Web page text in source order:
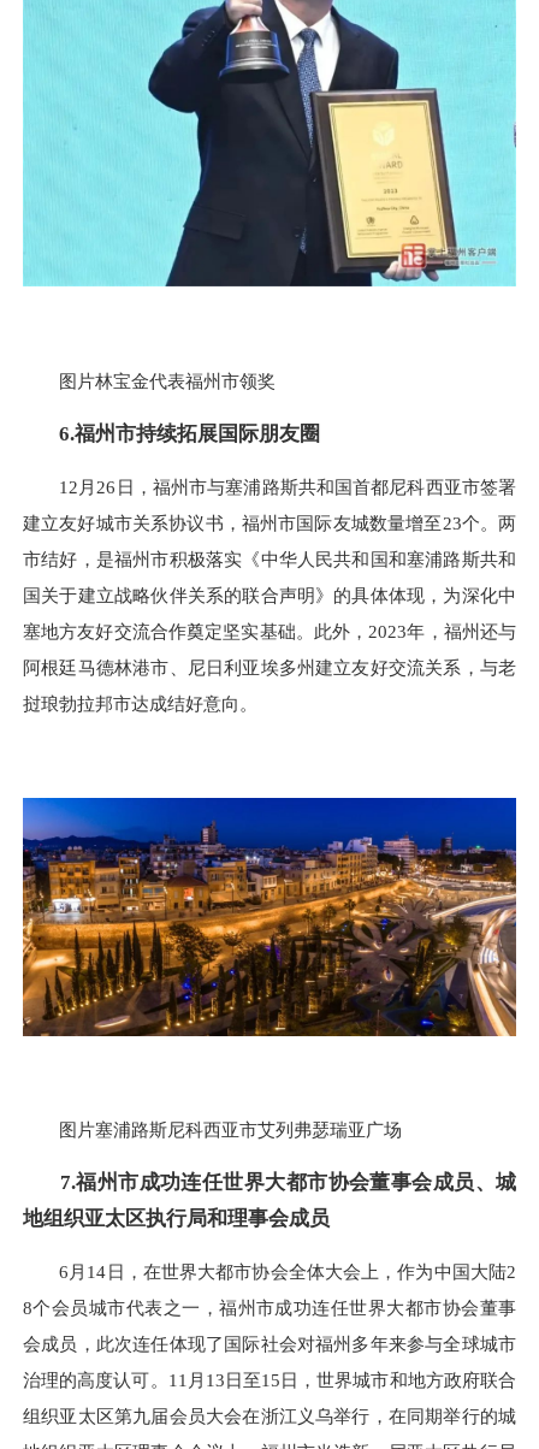
图片林宝金代表福州市领奖
6.福州市持续拓展国际朋友圈
12月26日，福州市与塞浦路斯共和国首都尼科西亚市签署
建立友好城市关系协议书，福州市国际友城数量增至23个。两
市结好，是福州市积极落实《中华人民共和国和塞浦路斯共和
国关于建立战略伙伴关系的联合声明》的具体体现，为深化中
塞地方友好交流合作奠定坚实基础。此外，2023年，福州还与
阿根廷马德林港市、尼日利亚埃多州建立友好交流关系，与老
挝琅勃拉邦市达成结好意向。
图片塞浦路斯尼科西亚市艾列弗瑟瑞亚广场
7.福州市成功连任世界大都市协会董事会成员、城
地组织亚太区执行局和理事会成员
6月14日，在世界大都市协会全体大会上，作为中国大陆2
8个会员城市代表之一，福州市成功连任世界大都市协会董事
会成员，此次连任体现了国际社会对福州多年来参与全球城市
治理的高度认可。11月13日至15日，世界城市和地方政府联合
组织亚太区第九届会员大会在浙江义乌举行，在同期举行的城